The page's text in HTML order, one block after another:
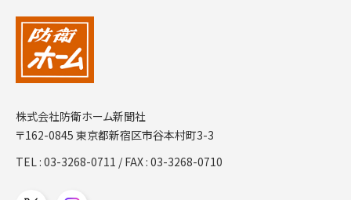
株式会社防衛ホーム新聞社
〒162-0845 東京都新宿区市谷本村町3-3
TEL :03-3268-0711 / FAX : 03-3268-0710